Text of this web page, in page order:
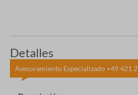
Detalles
Asesoramiento Especializado +49 421